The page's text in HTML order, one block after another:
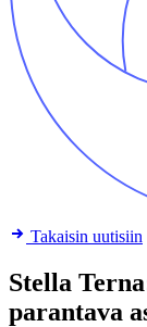
Takaisin uutisiin
Stella
parantava